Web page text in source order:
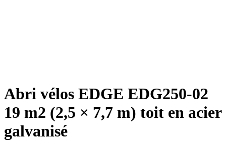
Abri vélos EDGE EDG250-02
19 m2 (2,5 × 7,7 m) toit en acier
galvanisé